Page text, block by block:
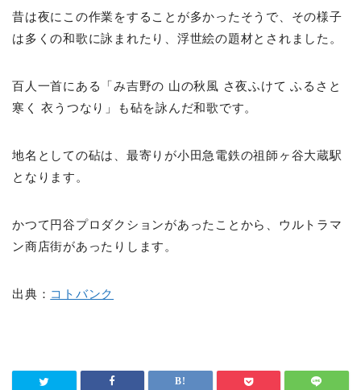
昔は夜にこの作業をすることが多かったそうで、その様子
は多くの和歌に詠まれたり、浮世絵の題材とされました。
百人一首にある「み吉野の 山の秋風 さ夜ふけて ふるさと
寒く 衣うつなり」も砧を詠んだ和歌です。
地名としての砧は、最寄りが小田急電鉄の祖師ヶ谷大蔵駅
となります。
かつて円谷プロダクションがあったことから、ウルトラマ
ン商店街があったりします。
出典： コトバンク